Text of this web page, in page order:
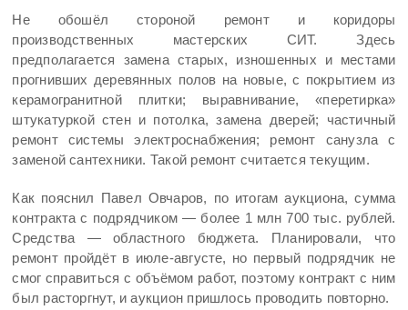
Не обошёл стороной ремонт и коридоры
производственных мастерских СИТ. Здесь
предполагается замена старых, изношенных и местами
прогнивших деревянных полов на новые, с покрытием из
керамогранитной плитки; выравнивание, «перетирка»
штукатуркой стен и потолка, замена дверей; частичный
ремонт системы электроснабжения; ремонт санузла с
заменой сантехники. Такой ремонт считается текущим.
Как пояснил Павел Овчаров, по итогам аукциона, сумма
контракта с подрядчиком — более 1 млн 700 тыс. рублей.
Средства — областного бюджета. Планировали, что
ремонт пройдёт в июле-августе, но первый подрядчик не
смог справиться с объёмом работ, поэтому контракт с ним
был расторгнут, и аукцион пришлось проводить повторно.